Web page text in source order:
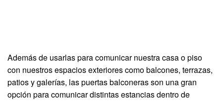
Además de usarlas para comunicar nuestra casa o piso
con nuestros espacios exteriores como balcones, terrazas,
patios y galerías, las puertas balconeras son una gran
opción para comunicar distintas estancias dentro de